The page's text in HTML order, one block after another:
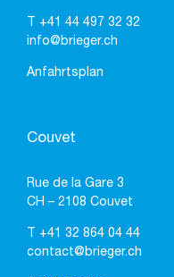
+41 44 497 32 32
info@brieger.ch
Anfahrtsplan
Couvet
Rue de la Gare 3
CH – 2108 Couvet
+41 32 864 04 44
contact@brieger.ch